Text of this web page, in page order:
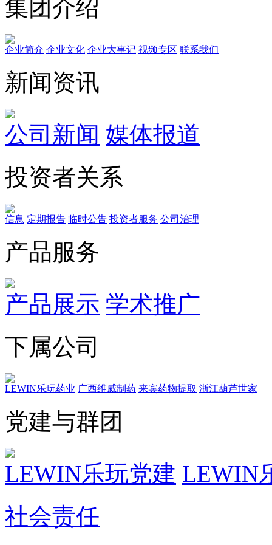
集团介绍
企业简介 企业文化 企业⼤事记 视频专区 联系我们
新闻资讯
公司新闻 媒体报道
投资者关系
信息 定期报告 临时公告 投资者服务 公司治理
产品服务
产品展示 学术推广
下属公司
LEWIN乐玩药业 广西维威制药 来宾药物提取 浙江葫芦世家
党建与群团
LEWIN乐玩党建 LEWIN
社会责任